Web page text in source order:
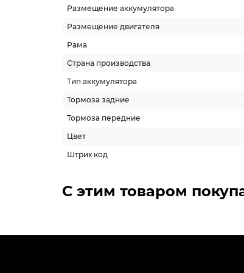
Размещение аккумулятора
Размещение двигателя
Рама
Страна производства
Тип аккумулятора
Тормоза задние
Тормоза передние
Цвет
Штрих код